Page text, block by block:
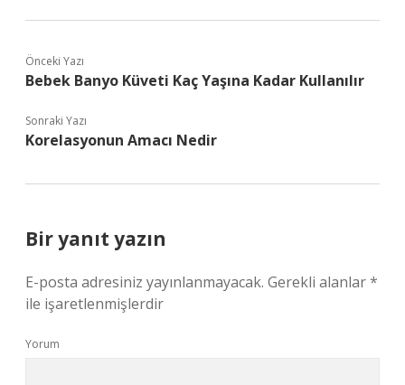
Önceki Yazı
Bebek Banyo Küveti Kaç Yaşına Kadar Kullanılır
Sonraki Yazı
Korelasyonun Amacı Nedir
Bir yanıt yazın
E-posta adresiniz yayınlanmayacak. Gerekli alanlar*
ile işaretlenmişlerdir
Yorum